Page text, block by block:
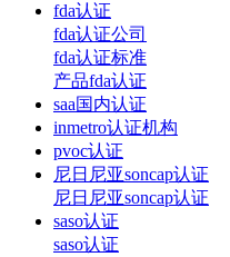
fda认证
fda认证公司
fda认证标准
产品fda认证
saa国内认证
inmetro认证机构
pvoc认证
尼日尼亚soncap认证
尼日尼亚soncap认证
saso认证
saso认证